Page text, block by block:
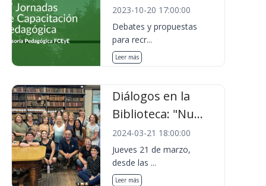
2023-10-20 17:00:00
Debates y propuestas
para recr...
Leer más
Diálogos en la
Biblioteca: "Nu...
2024-03-21 18:00:00
Jueves 21 de marzo,
desde las ...
Leer más